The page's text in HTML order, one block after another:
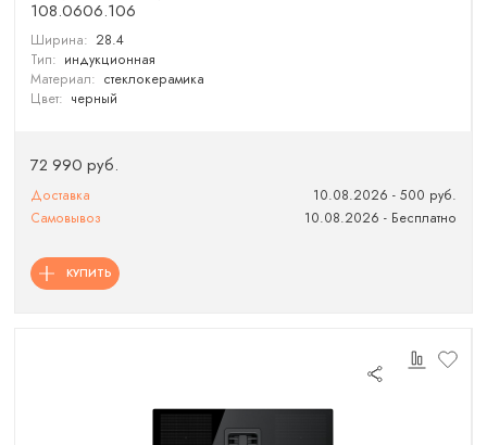
108.0606.106
Ширина: 28.4
Тип: индукционная
Материал: стеклокерамика
Цвет: черный
72 990 руб.
Доставка
10.08.2026 - 500 руб.
Самовывоз
10.08.2026 - Бесплатно
КУПИТЬ